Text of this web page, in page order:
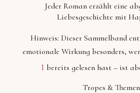
Jeder Roman erzählt eine
Liebesgeschichte mit
Hinweis: Dieser Sammelband
emotionale Wirkung besonders,
1 bereits gelesen hast – ist
Tropes &